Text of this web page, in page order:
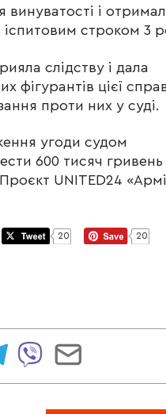
винуватості і
іспитовим строком 3
слідству і дала
фігурантів цієї
проти них у суді.
угоди судом
600 тисяч гривень
UNITED24
20 20